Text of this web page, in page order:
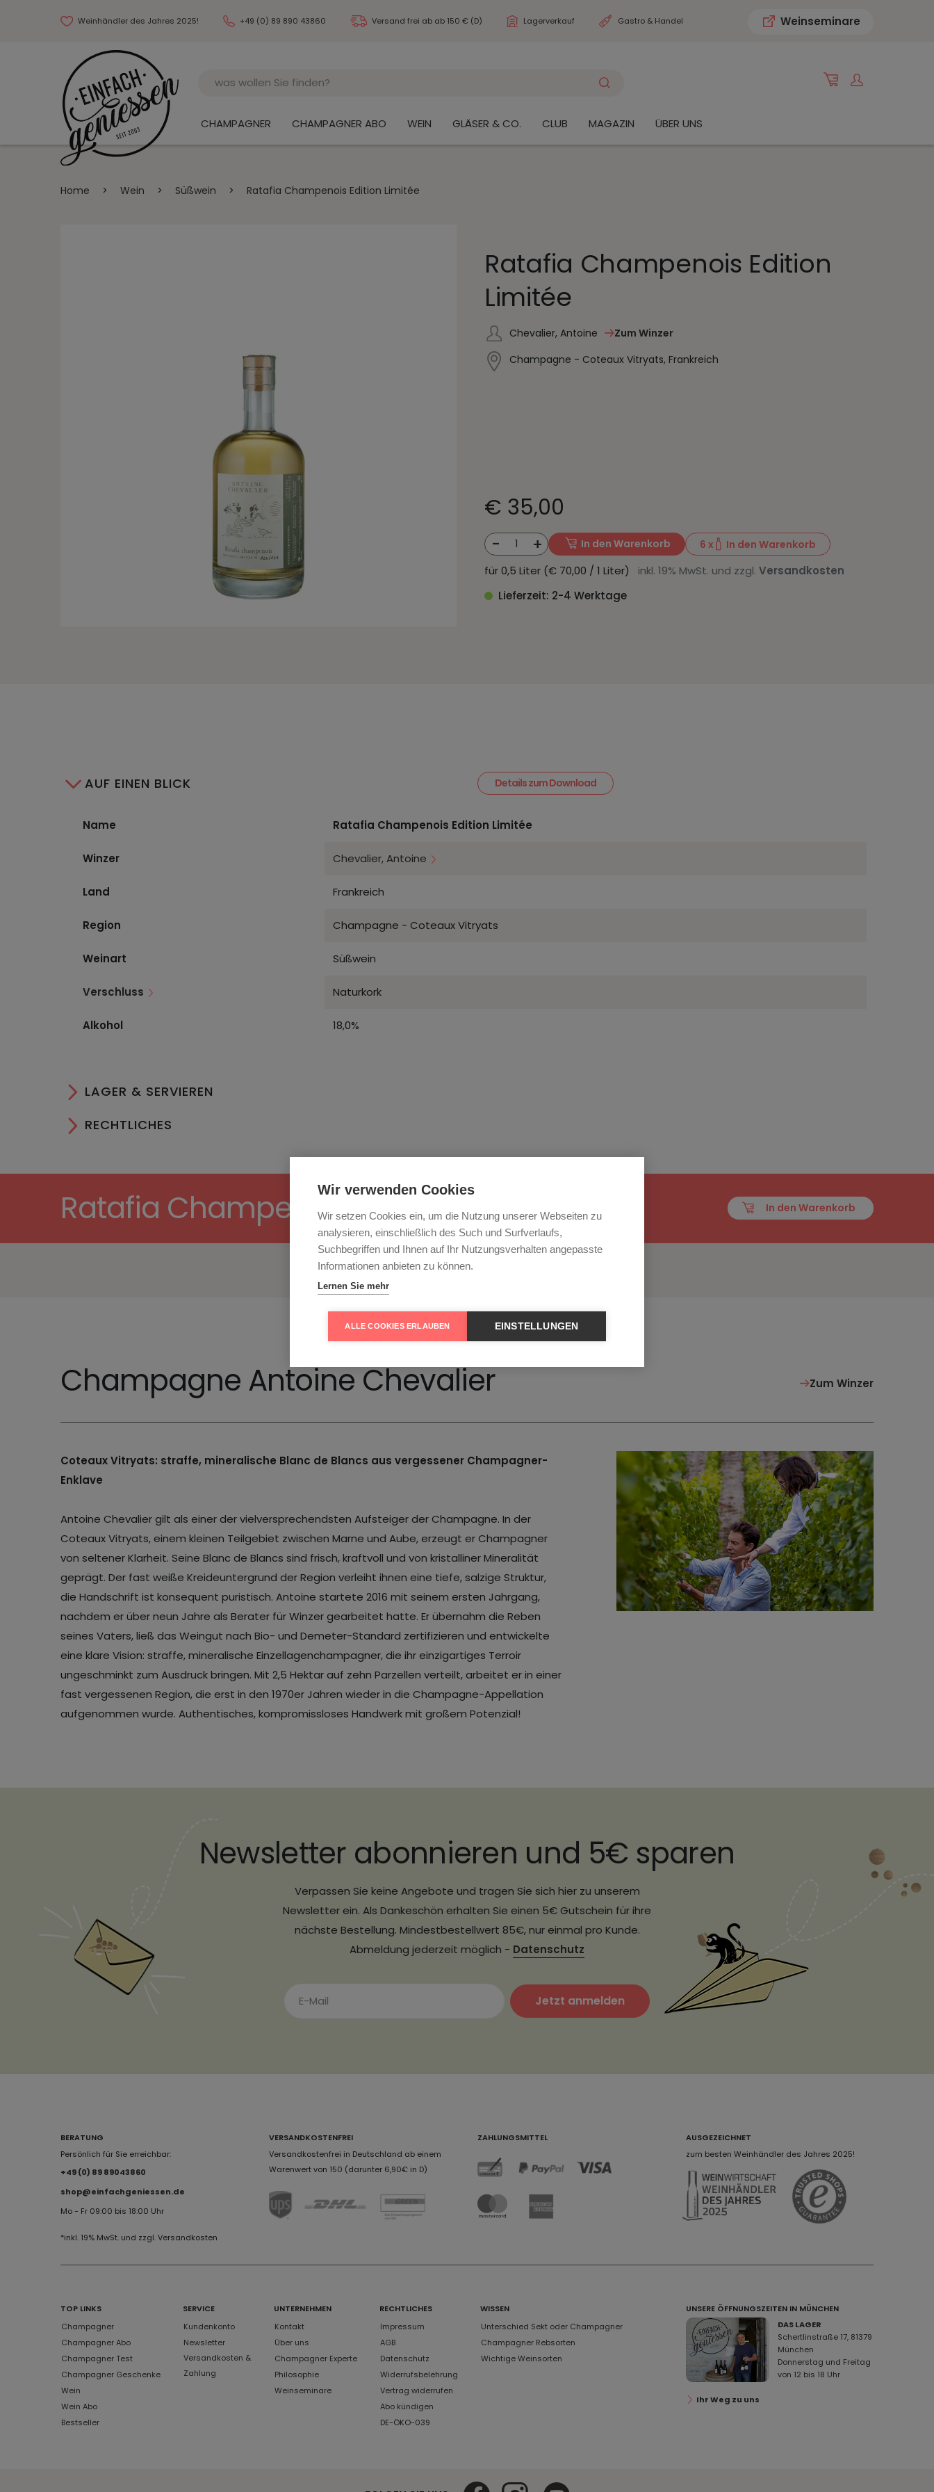
Weinhändler des Jahres 2025! +49 (0) 89 890 43860 Versand frei ab ab 150 € (D) Lagerverkauf Gastro & Handel Weinseminare
CHAMPAGNER CHAMPAGNER ABO WEIN GLÄSER & CO. CLUB MAGAZIN ÜBER UNS
Home > Wein > Süßwein > Ratafia Champenois Edition Limitée
Ratafia Champenois Edition
Limitée
Chevalier, Antoine
Zum Winzer
Champagne - Coteaux Vitryats, Frankreich
€ 35,00
- 1 + In den Warenkorb 6 x In den Warenkorb
für 0,5 Liter (€ 70,00 / 1 Liter) inkl. 19% MwSt. und zzgl. Versandkosten
Lieferzeit: 2-4 Werktage
AUF EINEN BLICK Details zum Download
Name Ratafia Champenois Edition Limitée
Winzer Chevalier, Antoine
Land Frankreich
Region Champagne - Coteaux Vitryats
Weinart Süßwein
Verschluss Naturkork
Alkohol 18,0%
LAGER & SERVIEREN
RECHTLICHES
Ratafia Champenois Edition Limitée In den Warenkorb
Champagne Antoine Chevalier Zum Winzer
Coteaux Vitryats: straffe, mineralische Blanc de Blancs aus vergessener Champagner-
Enklave
Antoine Chevalier gilt als einer der vielversprechendsten Aufsteiger der Champagne. In der
Coteaux Vitryats, einem kleinen Teilgebiet zwischen Marne und Aube, erzeugt er Champagner
von seltener Klarheit. Seine Blanc de Blancs sind frisch, kraftvoll und von kristalliner Mineralität
geprägt. Der fast weiße Kreideuntergrund der Region verleiht ihnen eine tiefe, salzige Struktur,
die Handschrift ist konsequent puristisch. Antoine startete 2016 mit seinem ersten Jahrgang,
nachdem er über neun Jahre als Berater für Winzer gearbeitet hatte. Er übernahm die Reben
seines Vaters, ließ das Weingut nach Bio- und Demeter-Standard zertifizieren und entwickelte
eine klare Vision: straffe, mineralische Einzellagenchampagner, die ihr einzigartiges Terroir
ungeschminkt zum Ausdruck bringen. Mit 2,5 Hektar auf zehn Parzellen verteilt, arbeitet er in einer
fast vergessenen Region, die erst in den 1970er Jahren wieder in die Champagne-Appellation
aufgenommen wurde. Authentisches, kompromissloses Handwerk mit großem Potenzial!
Newsletter abonnieren und 5€ sparen
Verpassen Sie keine Angebote und tragen Sie sich hier zu unserem
Newsletter ein. Als Dankeschön erhalten Sie einen 5€ Gutschein für ihre
nächste Bestellung. Mindestbestellwert 85€, nur einmal pro Kunde.
Abmeldung jederzeit möglich - Datenschutz
Jetzt anmelden
BERATUNG
Persönlich für Sie erreichbar:
+49 (0) 89 89043860
shop@einfachgeniessen.de
Mo - Fr 09:00 bis 18:00 Uhr
*inkl. 19% MwSt. und zzgl. Versandkosten
VERSANDKOSTENFREI
Versandkostenfrei in Deutschland ab einem
Warenwert von 150 (darunter 6,90€ in D)
ZAHLUNGSMITTEL
AUSGEZEICHNET
zum besten Weinhändler des Jahres 2025!
TOP LINKS
Champagner
Champagner Abo
Champagner Test
Champagner Geschenke
Wein
Wein Abo
Bestseller
SERVICE
Kundenkonto
Newsletter
Versandkosten &
Zahlung
UNTERNEHMEN
Kontakt
Über uns
Champagner Experte
Philosophie
Weinseminare
RECHTLICHES
Impressum
AGB
Datenschutz
Widerrufsbelehrung
Vertrag widerrufen
Abo kündigen
DE-ÖKO-039
WISSEN
Unterschied Sekt oder Champagner
Champagner Rebsorten
Wichtige Weinsorten
UNSERE ÖFFNUNGSZEITEN IN MÜNCHEN
DAS LAGER
Schertlinstraße 17, 81379
München
Donnerstag und Freitag
von 12 bis 18 Uhr
Ihr Weg zu uns
Wir verwenden Cookies
Wir setzen Cookies ein, um die Nutzung unserer Webseiten zu
analysieren, einschließlich des Such und Surfverlaufs,
Suchbegriffen und Ihnen auf Ihr Nutzungsverhalten angepasste
Informationen anbieten zu können.
Lernen Sie mehr
ALLE COOKIES ERLAUBEN EINSTELLUNGEN